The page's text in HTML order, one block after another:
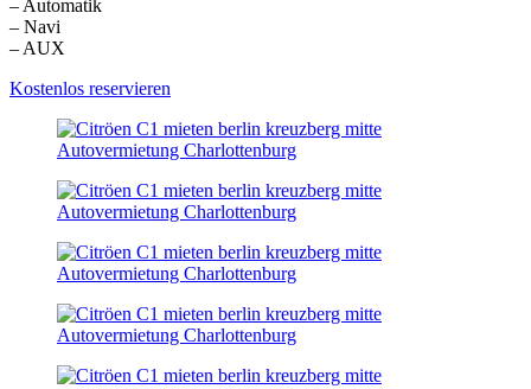
– Automatik
– Navi
– AUX
Kostenlos reservieren